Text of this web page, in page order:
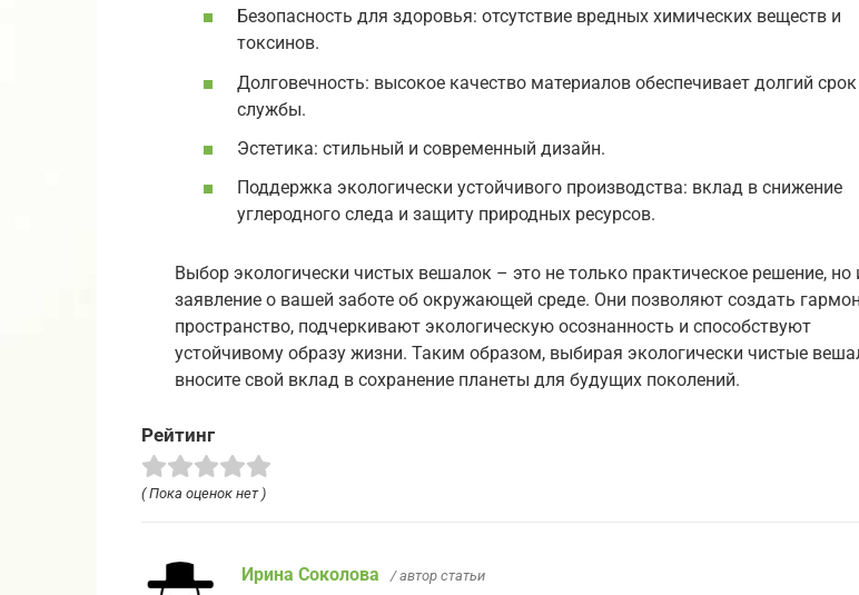
Безопасность для здоровья: отсутствие вредных химических веществ и
токсинов.
Долговечность: высокое качество материалов обеспечивает долгий срок
службы.
Эстетика: стильный и современный дизайн.
Поддержка экологически устойчивого производства: вклад в снижение
углеродного следа и защиту природных ресурсов.
Выбор экологически чистых вешалок – это не только практическое решение, но
заявление о вашей заботе об окружающей среде. Они позволяют создать
пространство, подчеркивают экологическую осознанность и способствуют
устойчивому образу жизни. Таким образом, выбирая экологически чистые
вносите свой вклад в сохранение планеты для будущих поколений.
Рейтинг
( Пока оценок нет )
Ирина Соколова / автор статьи